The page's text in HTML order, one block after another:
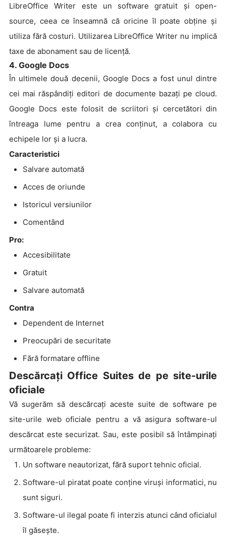
LibreOffice Writer este un software gratuit și open-
source, ceea ce înseamnă că oricine îl poate obține și
utiliza fără costuri. Utilizarea LibreOffice Writer nu implică
taxe de abonament sau de licență.
4. Google Docs
În ultimele două decenii, Google Docs a fost unul dintre
cei mai răspândiți editori de documente bazați pe cloud.
Google Docs este folosit de scriitori și cercetători din
întreaga lume pentru a crea conținut, a colabora cu
echipele lor și a lucra.
Caracteristici
Salvare automată
Acces de oriunde
Istoricul versiunilor
Comentând
Pro:
Accesibilitate
Gratuit
Salvare automată
Contra
Dependent de Internet
Preocupări de securitate
Fără formatare offline
Descărcați Office Suites de pe site-urile
oficiale
Vă sugerăm să descărcați aceste suite de software pe
site-urile web oficiale pentru a vă asigura software-ul
descărcat este securizat. Sau, este posibil să întâmpinați
următoarele probleme:
Un software neautorizat, fără suport tehnic oficial.
Software-ul piratat poate conține viruși informatici, nu
sunt siguri.
Software-ul ilegal poate fi interzis atunci când oficialul
îl găsește.